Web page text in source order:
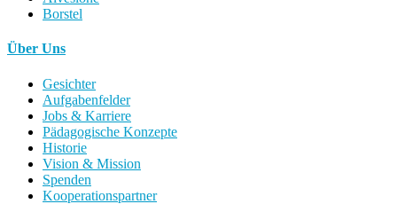
Borstel
Über Uns
Gesichter
Aufgabenfelder
Jobs & Karriere
Pädagogische Konzepte
Historie
Vision & Mission
Spenden
Kooperationspartner